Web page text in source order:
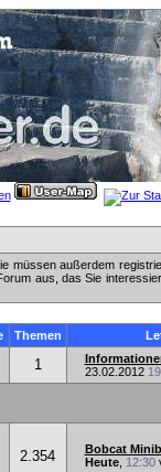
müssen außerdem
aus, das Sie
Themen
1
23.02.2012
2.354
Bobcat
Heute, 12:30